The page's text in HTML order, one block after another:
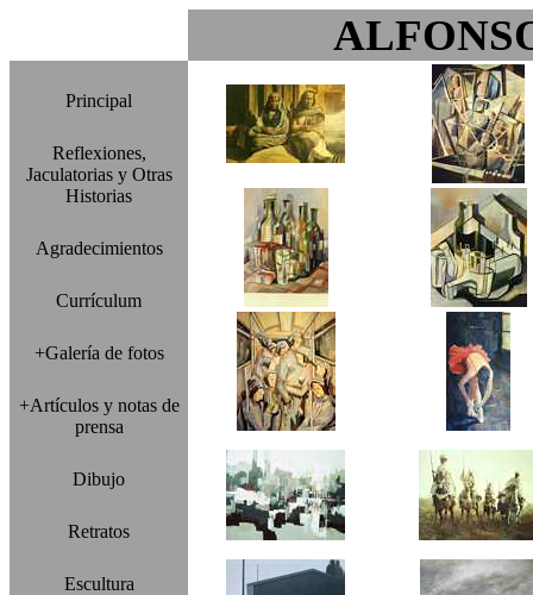
Principal
Reflexiones,
Jaculatorias y Otras
Historias
Agradecimientos
Currículum
+Galería de fotos
+Artículos y notas de
prensa
Dibujo
Retratos
Escultura